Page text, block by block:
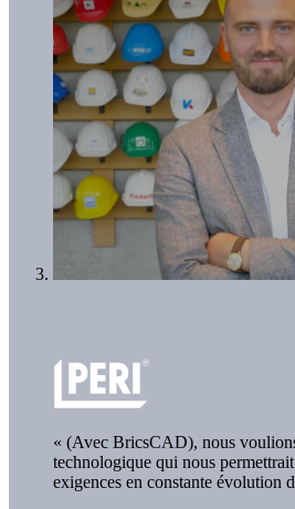
« (Avec BricsCAD), nous
technologique qui nous
exigences en constante évolution